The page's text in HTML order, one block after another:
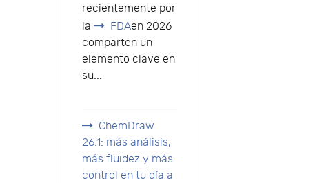
recientemente por
la
FDAen 2026
comparten un
elemento clave en
su...
ChemDraw
26.1: más análisis,
más fluidez y más
control en tu día a